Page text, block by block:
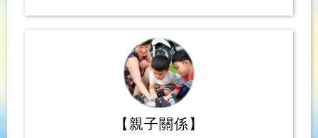
【親子關係】